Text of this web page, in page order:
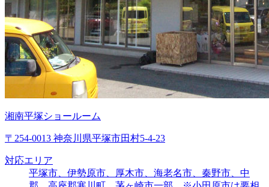
湘南平塚ショールーム
〒254-0013 神奈川県平塚市田村5-4-23
対応エリア
平塚市、伊勢原市、厚木市、海老名市、秦野市、中